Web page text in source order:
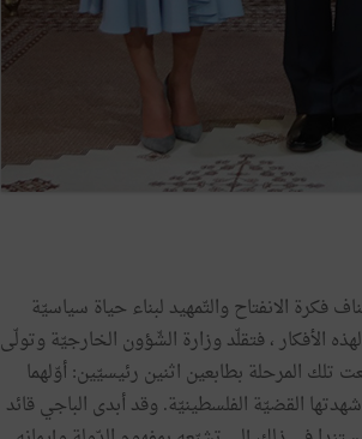
الانفتاح والتّمهيد لبناء حياة سياسيّة
الأفكار ، فتقلّد وزارة الشّؤون الخارجيّة وتولّى
لمدّة خمس سنوات (1981 – 1986). وقد طُبعت تلك المرحلة بطابعين اثنين رئيسيّين: أوّلهما
القضيّة الفلسطينيّة. وقد أبدى الباجي قائد